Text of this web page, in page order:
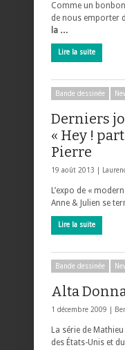
Comme un
de nous emporter
la …
Lire la suite
Bande dessinée
Derniers
« Hey !
Pierre
19 août 2013 |
L’expo de «
Anne & Julien se
Lire la suite
Bande dessinée
Alta
1 décembre 2009 |
La série de
des États-Unis et